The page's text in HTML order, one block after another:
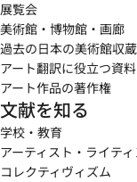
展覧会
美術館・博物館・画廊
過去の日本の美術館収
アート翻訳に役立つ資料
アート作品の著作権
文献を知る
学校・教育
アーティスト・ライテ
コレクティヴィズム